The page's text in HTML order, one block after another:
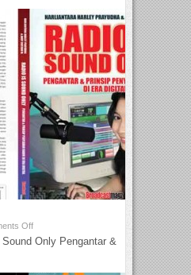
Off
Only Pengantar &